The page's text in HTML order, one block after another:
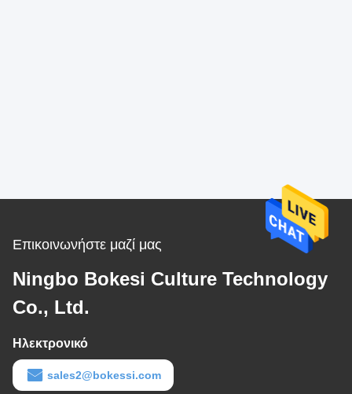
Επικοινωνήστε μαζί μας
Ningbo Bokesi Culture Technology
Co., Ltd.
Ηλεκτρονικό
sales2@bokessi.com